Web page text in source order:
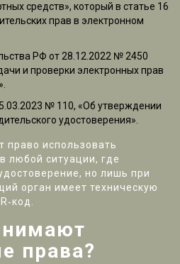
средств», который в статье 16
прав в электронном
РФ от 28.12.2022 № 2450
и проверки электронных прав
№ 110, «Об утверждении
удостоверения».
право использовать
любой ситуации, где
но лишь при
орган имеет техническую
права?